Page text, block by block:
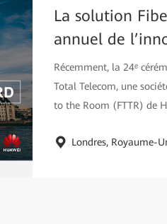
La solution
annuel de
Récemment, la 24ᵉ
Total Telecom, une
to the Room (FTTR) de
Londres, Royaume-